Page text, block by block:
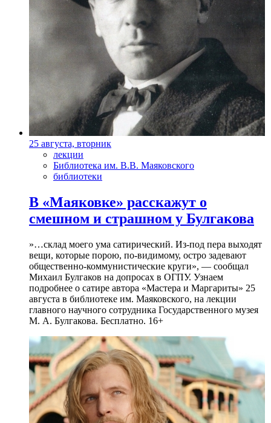
25 августа, вторник
лекции
Библиотека им. В.В. Маяковского
библиотеки
В «Маяковке» расскажут о
смешном и страшном у Булгакова
»…склад моего ума сатирический. Из-под пера выходят
вещи, которые порою, по-видимому, остро задевают
общественно-коммунистические круги», — сообщал
Михаил Булгаков на допросах в ОГПУ. Узнаем
подробнее о сатире автора «Мастера и Маргариты» 25
августа в библиотеке им. Маяковского, на лекции
главного научного сотрудника Государственного музея
М. А. Булгакова. Бесплатно. 16+